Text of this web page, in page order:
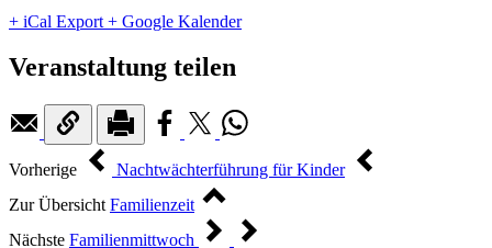
+ iCal Export + Google Kalender
Veranstaltung teilen
Vorherige
Nachtwächterführung für Kinder
Zur Übersicht Familienzeit
Nächste Familienmittwoch